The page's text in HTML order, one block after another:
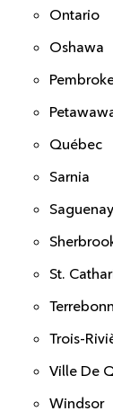
Ontario
Oshawa
Québec
Sarnia
Saguenay
St.
Trois-
Ville De
Windsor